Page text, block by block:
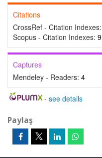
Citations
CrossRef - Citation Indexes:
Scopus - Citation Indexes: 9
Captures
Mendeley - Readers: 4
- see details
Paylaş